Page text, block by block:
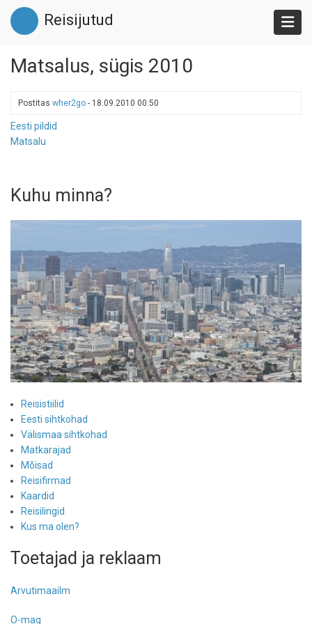
Liigu
edasi
põhisisu
Reisijutud
Matsalus, sügis 2010
Postitas wher2go - 18.09.2010 00:50
Eesti pildid
Matsalu
Kuhu minna?
Reisistiilid
Eesti sihtkohad
Välismaa sihtkohad
Matkarajad
Mõisad
Reisifirmad
Kaardid
Reisilingid
Kus ma olen?
Toetajad ja reklaam
Arvutimaailm
O-mag